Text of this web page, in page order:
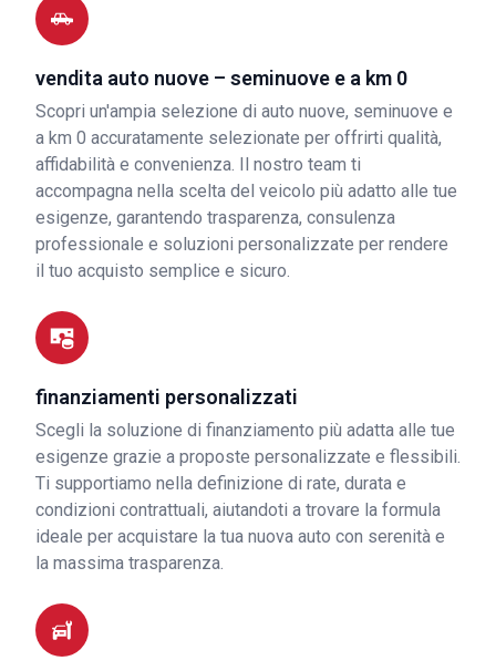
vendita auto nuove – seminuove e a km 0
Scopri un'ampia selezione di auto nuove, seminuove e
a km 0 accuratamente selezionate per offrirti qualità,
affidabilità e convenienza. Il nostro team ti
accompagna nella scelta del veicolo più adatto alle tue
esigenze, garantendo trasparenza, consulenza
professionale e soluzioni personalizzate per rendere
il tuo acquisto semplice e sicuro.
finanziamenti personalizzati
Scegli la soluzione di finanziamento più adatta alle tue
esigenze grazie a proposte personalizzate e flessibili.
Ti supportiamo nella definizione di rate, durata e
condizioni contrattuali, aiutandoti a trovare la formula
ideale per acquistare la tua nuova auto con serenità e
la massima trasparenza.